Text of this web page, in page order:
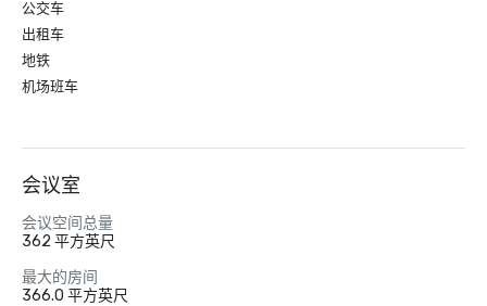
公交车
出租车
地铁
机场班车
会议室
会议空间总量
362 平方英尺
最大的房间
366.0 平方英尺